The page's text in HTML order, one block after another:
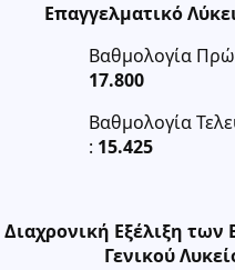
Επαγγελματικό
Βαθμολογία
17.800
Βαθμολογία
: 15.425
Διαχρονική Εξέλιξη
Γενικού